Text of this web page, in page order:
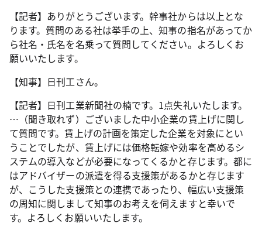
【記者】ありがとうございます。幹事社からは以上とな
ります。質問のある社は挙手の上、知事の指名があってか
ら社名・氏名を名乗って質問してください。よろしくお
願いいたします。
【知事】日刊工さん。
【記者】日刊工業新聞社の楠です。1点失礼いたします。
…（聞き取れず）ございました中小企業の賃上げに関し
て質問です。賃上げの計画を策定した企業を対象にとい
うことでしたが、賃上げには価格転嫁や効率を高めるシ
ステムの導入などが必要になってくるかと存じます。都に
はアドバイザーの派遣を得る支援策があるかと存じます
が、こうした支援策との連携であったり、幅広い支援策
の周知に関しまして知事のお考えを伺えますと幸いで
す。よろしくお願いいたします。